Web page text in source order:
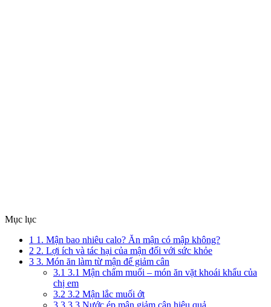
Mục lục
1 1. Mận bao nhiêu calo? Ăn mận có mập không?
2 2. Lợi ích và tác hại của mận đối với sức khỏe
3 3. Món ăn làm từ mận để giảm cân
3.1 3.1 Mận chấm muối – món ăn vặt khoái khẩu của
chị em
3.2 3.2 Mận lắc muối ớt
3.3 3.3 Nước ép mận giảm cân hiệu quả